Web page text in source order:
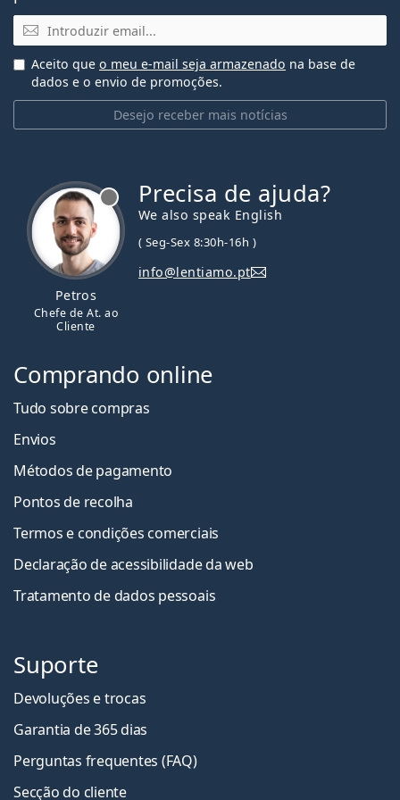
Email
Desejo receber mais notícias
Aceito que o meu e-mail seja armazenado na base de
dados e o envio de promoções.
Petros
Chefe de At. ao
Cliente
Precisa de ajuda?
We also speak English
( Seg-Sex 8:30h-16h )
info@lentiamo.pt
Comprando online
Tudo sobre compras
Envios
Métodos de pagamento
Pontos de recolha
Termos e condições comerciais
Declaração de acessibilidade da web
Tratamento de dados pessoais
Suporte
Devoluções e trocas
Garantia de 365 dias
Perguntas frequentes (FAQ)
Secção do cliente